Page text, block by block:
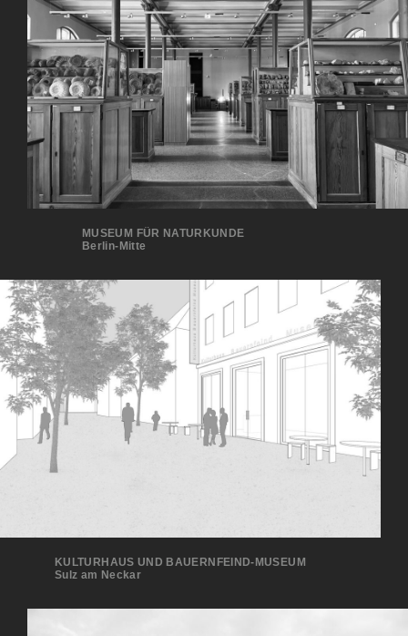
MUSEUM FÜR NATURKUNDE
Berlin-Mitte
KULTURHAUS UND BAUERNFEIND-MUSEUM
Sulz am Neckar